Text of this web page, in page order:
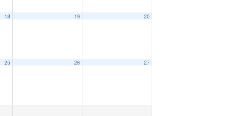
18 19 20
25 26 27